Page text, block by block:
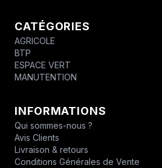
CATÉGORIES
AGRICOLE
BTP
ESPACE VERT
MANUTENTION
INFORMATIONS
Qui sommes-nous ?
Avis Clients
Livraison & retours
Conditions Générales de Vente